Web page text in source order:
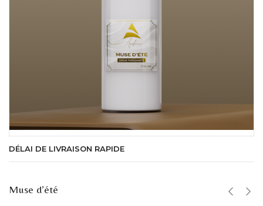
DÉLAI DE LIVRAISON RAPIDE
Muse d’été